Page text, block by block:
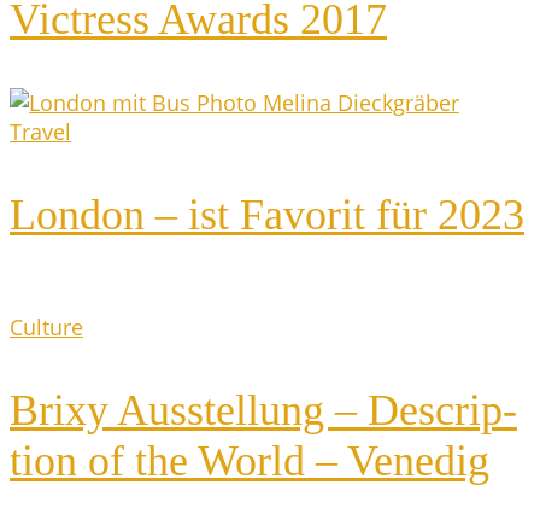
Vic­tress Awards 2017
Travel
Lon­don – ist Favo­rit für 2023
Culture
Bri­xy Aus­stel­lung – Descrip­
ti­on of the World – Venedig